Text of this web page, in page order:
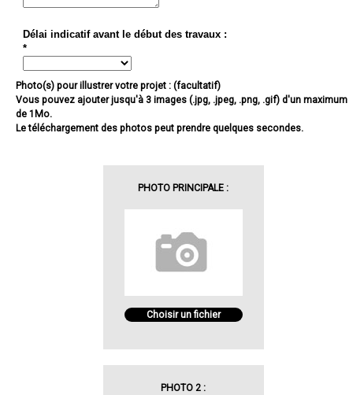
Délai indicatif avant le début des travaux :
*
Photo(s) pour illustrer votre projet : (facultatif)
Vous pouvez ajouter jusqu'à 3 images (.jpg, .jpeg, .png, .gif) d'un maximum
de 1Mo.
Le téléchargement des photos peut prendre quelques secondes.
PHOTO PRINCIPALE :
Choisir un fichier
PHOTO 2 :